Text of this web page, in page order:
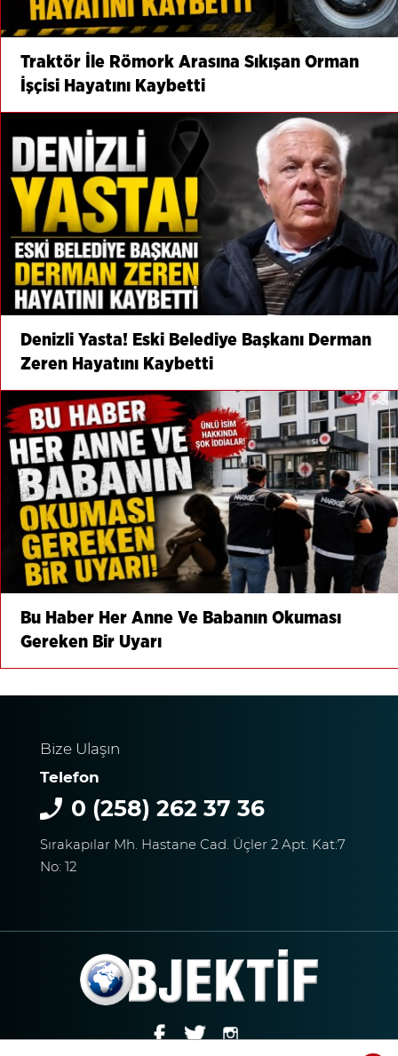
Traktör İle Römork Arasına Sıkışan Orman
İşçisi Hayatını Kaybetti
Denizli Yasta! Eski Belediye Başkanı Derman
Zeren Hayatını Kaybetti
Bu Haber Her Anne Ve Babanın Okuması
Gereken Bir Uyarı
Bize Ulaşın
Telefon
0 (258) 262 37 36
Sırakapılar Mh. Hastane Cad. Üçler 2 Apt. Kat:7
No: 12